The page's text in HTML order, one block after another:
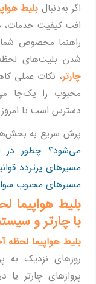
اگر به‌دنبال بلیط
افت کیفیت خدمات،
راهنما مخصوص
شدن بلیت‌های
چارتر، نکات عملی
محبوب را یک‌جا
دسترس است تا امروز
پرش سریع به
می‌شود؟ چطور در
مسیرهای پرتردد
مسیرهای محبوب
بلیط
با چارتر و
بلیط هواپیما لحظه
روزهای نزدیک به
پروازهای چارتر